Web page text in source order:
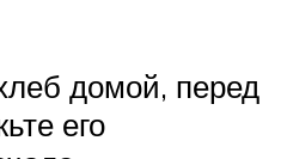
домой, перед
его